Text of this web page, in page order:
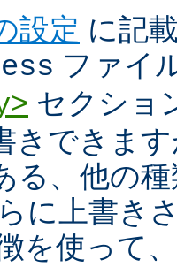
設定 に記
ファイ
セクショ
きできま
る、他の
に上書き
を使って